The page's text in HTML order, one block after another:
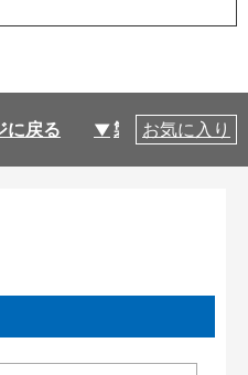
に戻る 製品仕様
お気に入り